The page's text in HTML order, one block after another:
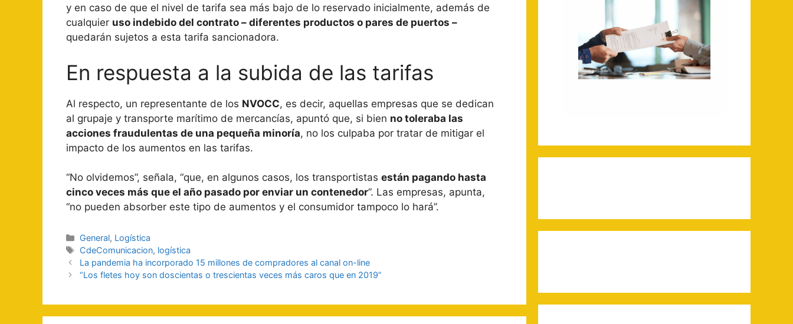
y en caso de que el nivel de tarifa sea más bajo de lo reservado inicialmente, además de
cualquier uso indebido del contrato – diferentes productos o pares de puertos –
quedarán sujetos a esta tarifa sancionadora.
En respuesta a la subida de las tarifas
Al respecto, un representante de los NVOCC, es decir, aquellas empresas que se dedican
al grupaje y transporte marítimo de mercancías, apuntó que, si bien no toleraba las
acciones fraudulentas de una pequeña minoría, no los culpaba por tratar de mitigar el
impacto de los aumentos en las tarifas.
“No olvidemos”, señala, “que, en algunos casos, los transportistas están pagando hasta
cinco veces más que el año pasado por enviar un contenedor”. Las empresas, apunta,
“no pueden absorber este tipo de aumentos y el consumidor tampoco lo hará”.
Categorías
General, Logística
Etiquetas
CdeComunicacion, logística
Navegación
de
La pandemia ha incorporado 15 millones de compradores al canal on-line
“Los fletes hoy son doscientas o trescientas veces más caros que en 2019”